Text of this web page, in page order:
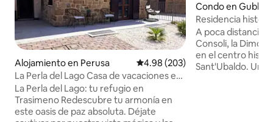
Alojamiento en Perusa Calificación promedio: 4.98 de
4.98 (203)
La Perla del Lago Casa de vacaciones en
el lago Trasimeno
La Perla del Lago: tu refugio en
Trasimeno ​Redescubre tu armonía en
este oasis de paz absoluta. Déjate
Condo en Gubbio
Residencia
Gubbio, con
A poca distancia a
Consoli, la
en el centro
Sant'Ubaldo. Una